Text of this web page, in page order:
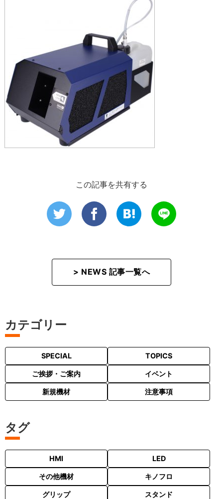
この記事を共有する
> NEWS 記事一覧へ
カテゴリー
SPECIAL TOPICS
ご挨拶・ご案内 イベント
新規機材 注意事項
タグ
HMI LED
その他機材 キノフロ
グリップ スタンド